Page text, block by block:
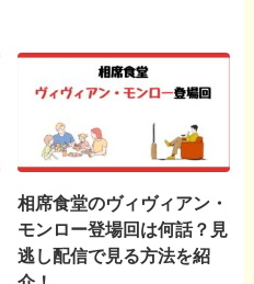
相席食堂のヴィヴィアン・
モンロー登場回は何話？見
逃し配信で見る方法を紹